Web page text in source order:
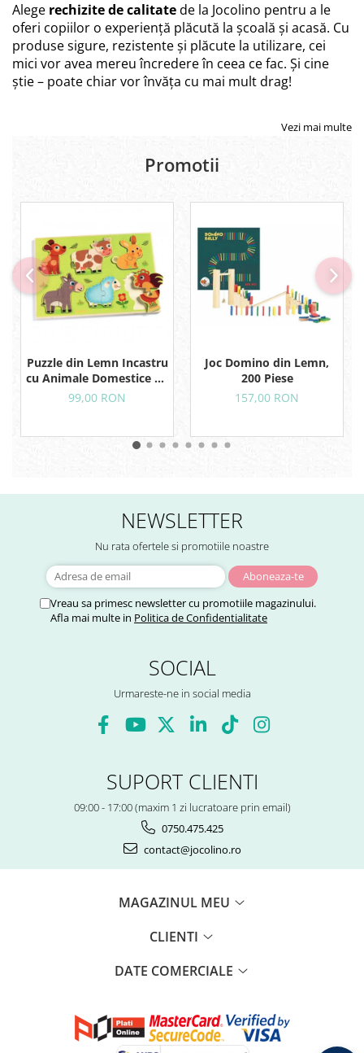
Alege rechizite de calitatede la Jocolino pentru a le
oferi copiilor o experiență plăcută la școală și acasă. Cu
produse sigure, rezistente și plăcute la utilizare, cei
mici vor avea mereu încredere în ceea ce fac. Și cine
știe – poate chiar vor învăța cu mai mult drag!
Vezi mai multe
Promotii
Puzzle din Lemn Incastru
cu Animale Domestice de
la Ferma, 12 Piese
99,00 RON
Joc Domino din Lemn,
200 Piese
157,00 RON
NEWSLETTER
Nu rata ofertele si promotiile noastre
Vreau sa primesc newsletter cu promotiile magazinului.
Afla mai multe in Politica de Confidentialitate
SOCIAL
Urmareste-ne in social media
SUPORT CLIENTI
09:00 - 17:00 (maxim 1 zi lucratoare prin email)
0750.475.425
contact@jocolino.ro
MAGAZINUL MEU
CLIENTI
DATE COMERCIALE